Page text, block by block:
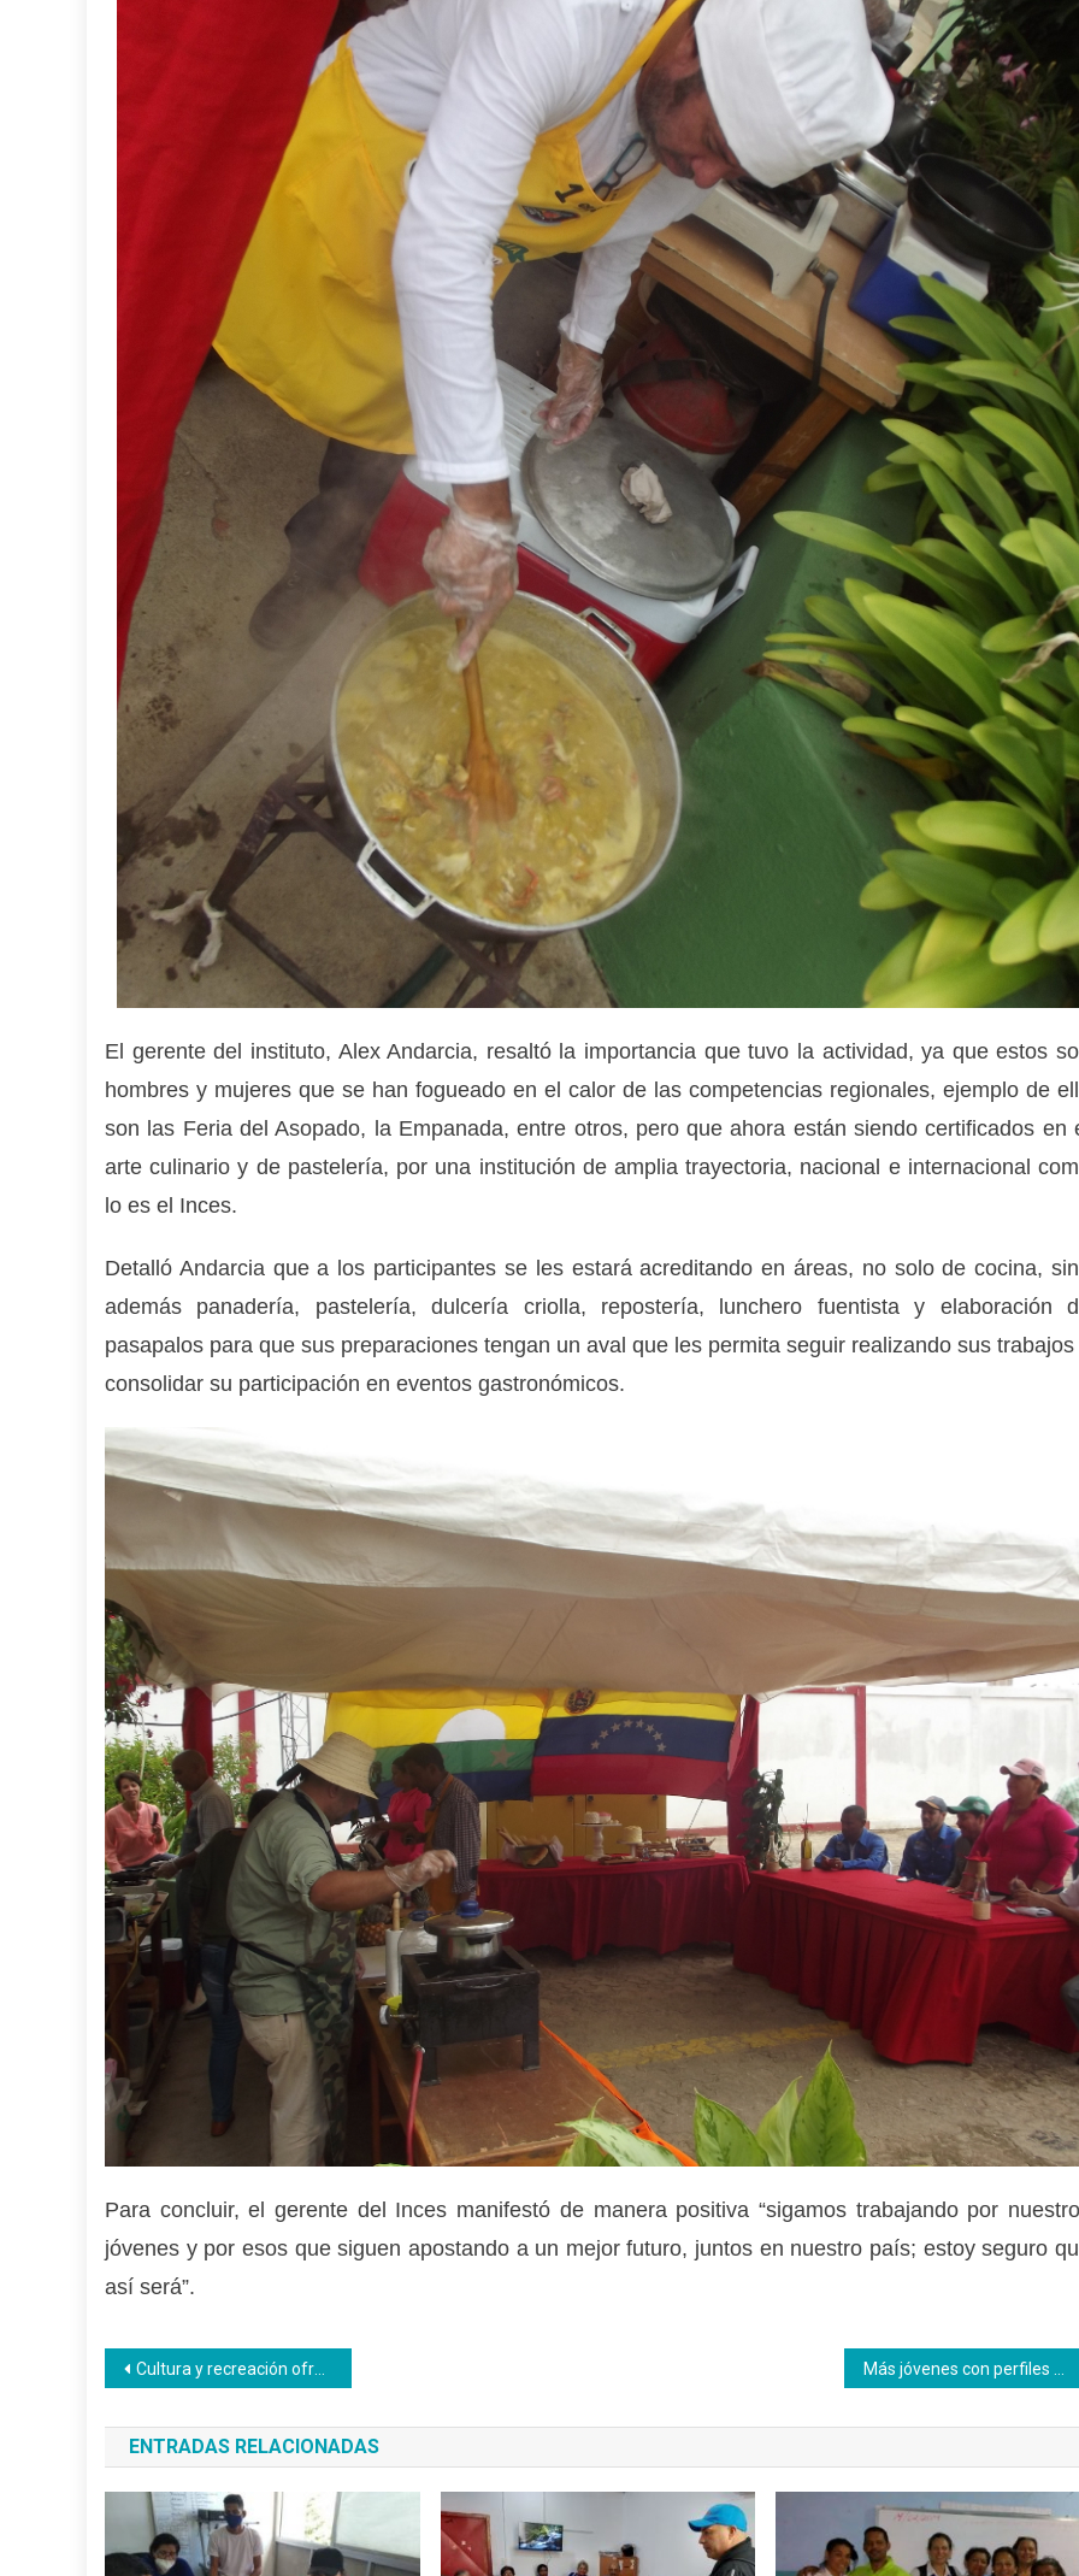
El gerente del instituto, Alex Andarcia, resaltó la importancia que tuvo la actividad, ya que estos
hombres y mujeres que se han fogueado en el calor de las competencias regionales, ejemplo de
son las Feria del Asopado, la Empanada, entre otros, pero que ahora están siendo certificados en
arte culinario y de pastelería, por una institución de amplia trayectoria, nacional e internacional
lo es el Inces.
Detalló Andarcia que a los participantes se les estará acreditando en áreas, no solo de cocina,
además panadería, pastelería, dulcería criolla, repostería, lunchero fuentista y elaboración
pasapalos para que sus preparaciones tengan un aval que les permita seguir realizando sus trabajos
consolidar su participación en eventos gastronómicos.
Para concluir, el gerente del Inces manifestó de manera positiva “sigamos trabajando por
jóvenes y por esos que siguen apostando a un mejor futuro, juntos en nuestro país; estoy seguro
así será”.
Navegación
de
entradas
Cultura y recreación ofrece el Inces a los niños Más jóvenes con perfiles productivos se forman en el Inces Táchira
ENTRADAS RELACIONADAS